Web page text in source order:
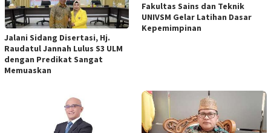
Jalani Sidang Disertasi, Hj.
Raudatul Jannah Lulus S3 ULM
dengan Predikat Sangat
Memuaskan
Fakultas Sains dan Teknik
UNIVSM Gelar Latihan Dasar
Kepemimpinan